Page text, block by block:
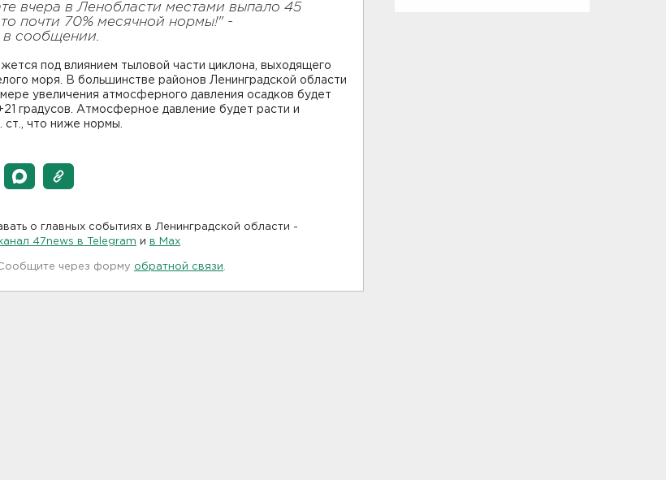
вчера в Ленобласти местами выпало 45
почти 70% месячной нормы!" -
в сообщении.
под влиянием тыловой части циклона, выходящего
моря. В большинстве районов Ленинградской области
увеличения атмосферного давления осадков будет
градусов. Атмосферное давление будет расти и
ст., что ниже нормы.
о главных событиях в Ленинградской области -
47news в Telegram и в Maх
через форму обратной связи